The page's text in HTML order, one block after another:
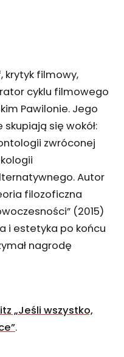
krytyk filmowy,
cyklu filmowego
Pawilonie. Jego
się wokół:
zwróconej
Autor
filozoficzna
(2015)
i estetyka po końcu
nagrodę
„Jeśli wszystko,
.